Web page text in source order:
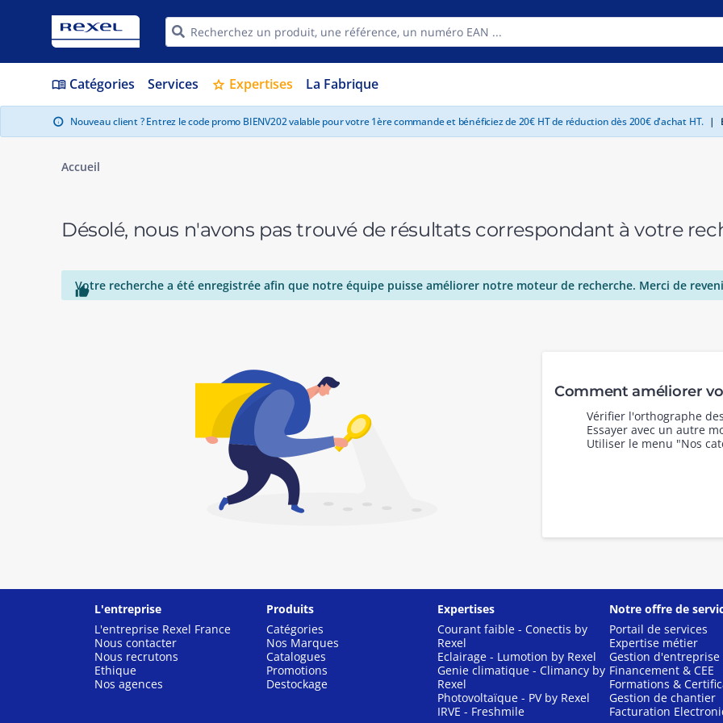
menu_book Catégories Services star Expertises La Fabrique
info Nouveau client ? Entrez le code promo BIENV202 valable pour votre 1ère commande et bénéficiez de 20€ HT de réduction dès 200€ d'achat HT. |
Accueil
Désolé, nous n'avons pas trouvé de résultats correspondant à votre

Votre recherche a été enregistrée afin que notre équipe puisse améliorer notre moteur de recherche. Merci de
Comment améliorer
Vérifier l'orthographe
Essayer avec un autre
Utiliser le menu "Nos
L'entreprise
L'entreprise Rexel France
Nous contacter
Nous recrutons
Ethique
Nos agences
Produits
Catégories
Nos Marques
Catalogues
Promotions
Destockage
Expertises
Courant faible - Conectis by
Rexel
Eclairage - Lumotion by Rexel
Genie climatique - Climancy by
Rexel
Photovoltaïque - PV by Rexel
IRVE - Freshmile
Notre offre de
Portail de services
Expertise métier
Gestion d'entreprise
Financement & CEE
Formations &
Gestion de chantier
Facturation